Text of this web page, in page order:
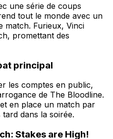
une série de coups
tout le monde avec un
match. Furieux, Vinci
promettant des
principal
les comptes en public,
de The Bloodline.
en place un match par
dans la soirée.
Stakes are High!